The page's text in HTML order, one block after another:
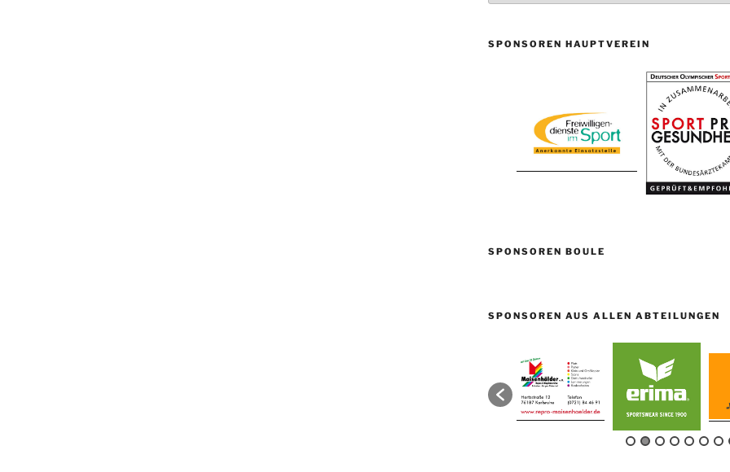
SPONSOREN HAUPTVEREIN
SPONSOREN BOULE
SPONSOREN AUS ALLEN ABTEILUNGEN